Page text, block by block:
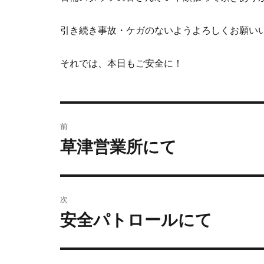
引き続き事故・ケガのないようよろしくお願い
それでは、本日もご安全に！
前
草津営業所にて
次
安全パトロールにて